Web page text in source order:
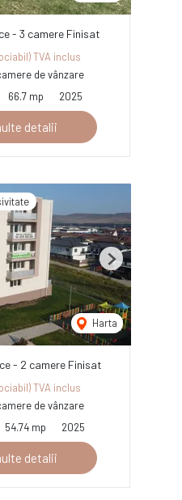
- 3 camere Finisat
TVA inclus
de vânzare
66.7 mp 2025
detalii
Harta
Next
- 2 camere Finisat
TVA inclus
de vânzare
54.74 mp 2025
detalii